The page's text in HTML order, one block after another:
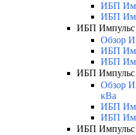
ИБП
ИБП
ИБП Импульс
Обзор
ИБП
ИБП
ИБП Импульс
Обзор
кВа
ИБП
ИБП
ИБП Импульс